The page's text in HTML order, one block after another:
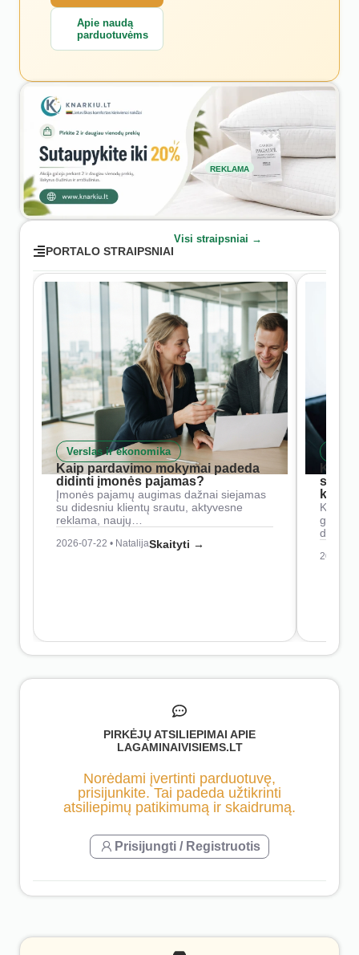
Apie naudą
parduotuvėms
REKLAMA
PORTALO STRAIPSNIAI
Visi straipsniai →
Verslas ir ekonomika
Kaip pardavimo mokymai padeda
didinti įmonės pajamas?
Įmonės pajamų augimas dažnai siejamas
su didesniu klientų srautu, aktyvesne
reklama, naujų…
2026-07-22 • NatalijaSkaityti →
Kaip
2026-
PIRKĖJŲ ATSILIEPIMAI APIE
LAGAMINAIVISIEMS.LT
Norėdami įvertinti parduotuvę,
prisijunkite. Tai padeda užtikrinti
atsiliepimų patikimumą ir skaidrumą.
Prisijungti / Registruotis